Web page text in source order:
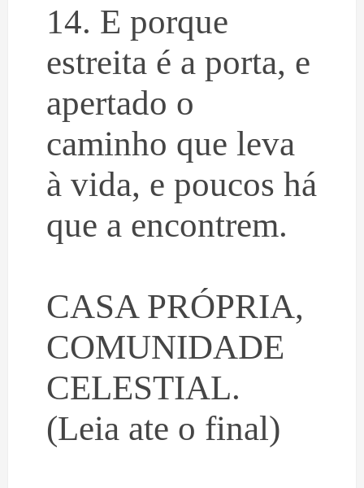
14. E porque
estreita é a porta, e
apertado o
caminho que leva
à vida, e poucos há
que a encontrem.
CASA PRÓPRIA,
COMUNIDADE
CELESTIAL.
(Leia ate o final)